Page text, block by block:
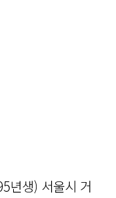
년생) 서울시 거